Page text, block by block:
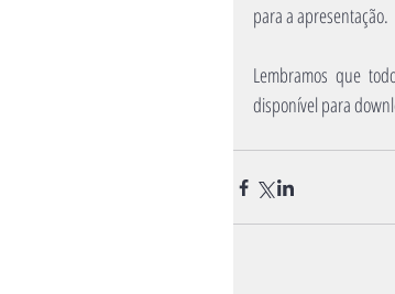
para a apresentação.
Lembramos que
disponível para